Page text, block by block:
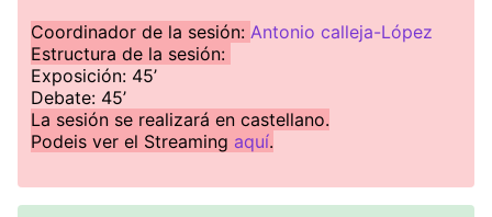
Coordinador de la sesión: Antonio calleja-López
Estructura de la sesión:
Exposición: 45’
Debate: 45’
La sesión se real izará en castellano.
Podeis ver el Streaming aquí.